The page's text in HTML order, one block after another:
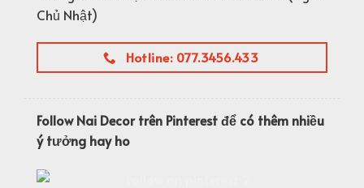
Chủ Nhật)
Hotline: 077.3456.433
Follow Nai Decor trên Pinterest để có thêm nhiều
ý tưởng hay ho